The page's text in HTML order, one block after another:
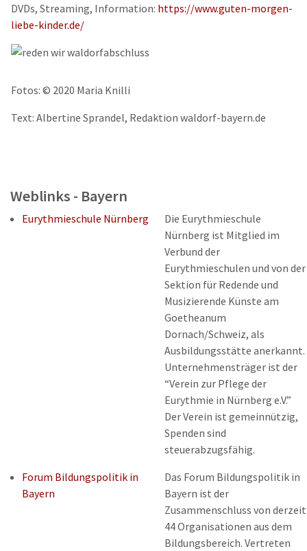
DVDs, Streaming, Information: https://www.guten-morgen-
liebe-kinder.de/
Fotos: © 2020 Maria Knilli
Text: Albertine Sprandel, Redaktion waldorf-bayern.de
Weblinks - Bayern
Eurythmieschule Nürnberg
Die Eurythmieschule
Nürnberg ist Mitglied im
Verbund der
Eurythmieschulen und von der
Sektion für Redende und
Musizierende Künste am
Goetheanum
Dornach/Schweiz, als
Ausbildungsstätte anerkannt.
Unternehmensträger ist der
“Verein zur Pflege der
Eurythmie in Nürnberg e.V.”
Der Verein ist gemeinnützig,
Spenden sind
steuerabzugsfähig.
Forum Bildungspolitik in
Bayern
Das Forum Bildungspolitik in
Bayern ist der
Zusammenschluss von derzeit
44 Organisationen aus dem
Bildungsbereich. Vertreten